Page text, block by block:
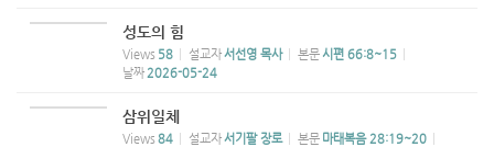
성도의 힘
Views 58 설교자서선영 목사 본문 시편 66:8~15
날짜 2026-05-24
삼위일체
Views 84 설교자서기팔 장로 본문 마태복음 28:19~20